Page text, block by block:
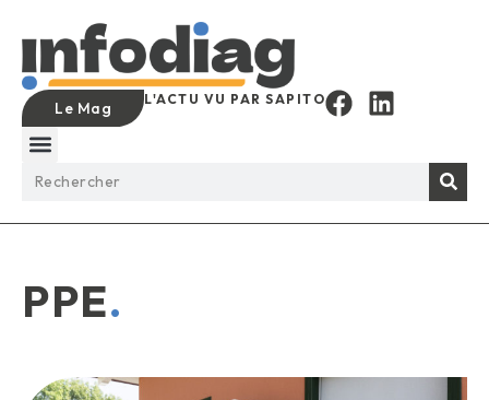
Le Mag L'ACTU VU PAR SAPITO
PPE.